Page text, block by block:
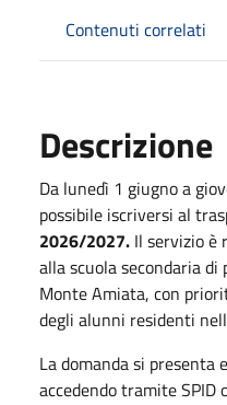
Contenuti correlati
Descrizione
Da lunedì 1 giugno a
possibile iscriversi al
2026/2027. Il servizio
alla scuola secondaria di
Monte Amiata, con
degli alunni residenti
La domanda si presenta
accedendo tramite SPID